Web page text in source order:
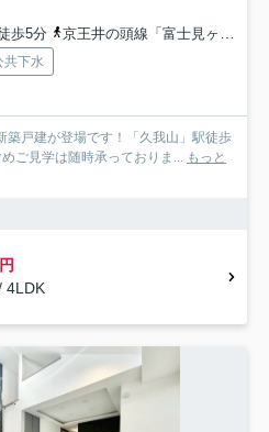
歩5分
京王井の頭線「富士見ヶ丘」駅 徒歩7分
共下水
築戸建が登場です！「久我山」駅徒歩
ご見学は随時承っておりま... もっと
4LDK